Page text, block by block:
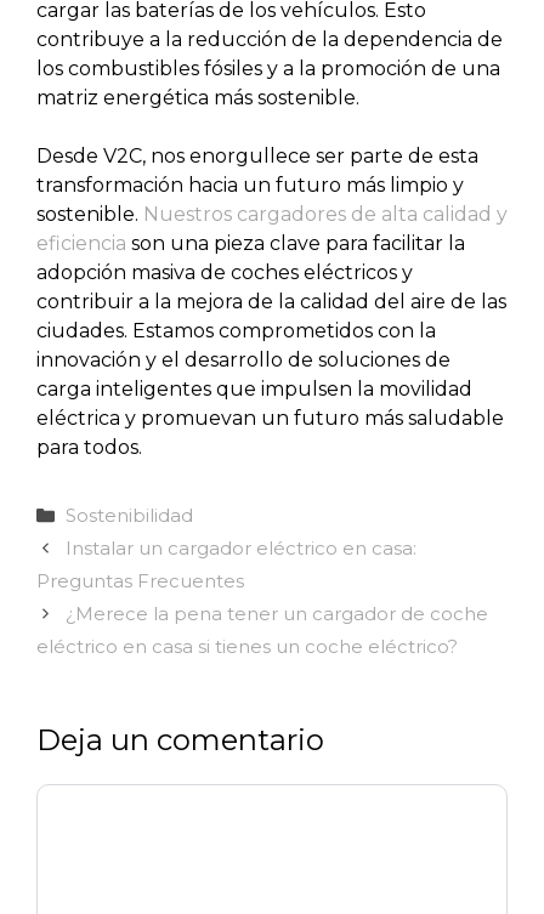
cargar las baterías de los vehículos. Esto
contribuye a la reducción de la dependencia de
los combustibles fósiles y a la promoción de una
matriz energética más sostenible.
Desde V2C, nos enorgullece ser parte de esta
transformación hacia un futuro más limpio y
sostenible. Nuestros cargadores de alta calidad y
eficiencia son una pieza clave para facilitar la
adopción masiva de coches eléctricos y
contribuir a la mejora de la calidad del aire de las
ciudades. Estamos comprometidos con la
innovación y el desarrollo de soluciones de
carga inteligentes que impulsen la movilidad
eléctrica y promuevan un futuro más saludable
para todos.
Categorías
Sostenibilidad
Instalar un cargador eléctrico en casa:
Preguntas Frecuentes
¿Merece la pena tener un cargador de coche
eléctrico en casa si tienes un coche eléctrico?
Deja un comentario
Comentario
Nombre
Correo
Web